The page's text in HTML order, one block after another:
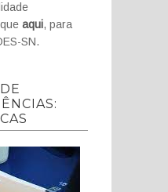
aqui, para
SN.